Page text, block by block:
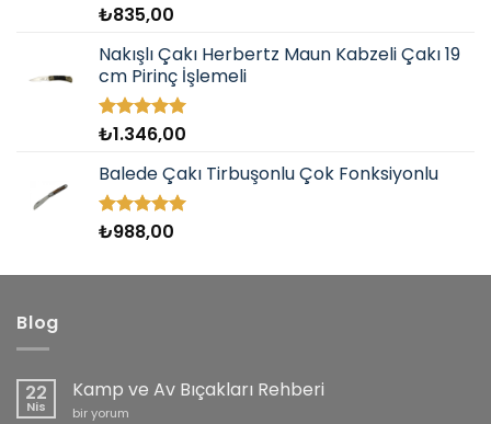
5 üzerinden
aldı
₺835,00
Nakışlı Çakı Herbertz Maun Kabzeli Çakı 19
cm Pirinç İşlemeli
5 üzerinden
aldı
₺1.346,00
Balede Çakı Tirbuşonlu Çok Fonksiyonlu
5 üzerinden
₺988,00
Blog
22
Nis
Kamp ve Av Bıçakları Rehberi
Kamp
bir yorum